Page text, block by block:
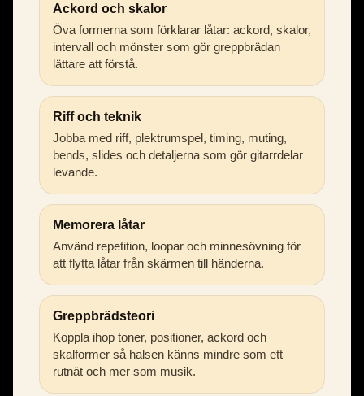
Ackord och skalor
Öva formerna som förklarar låtar: ackord, skalor,
intervall och mönster som gör greppbrädan
lättare att förstå.
Riff och teknik
Jobba med riff, plektrumspel, timing, muting,
bends, slides och detaljerna som gör gitarrdelar
levande.
Memorera låtar
Använd repetition, loopar och minnesövning för
att flytta låtar från skärmen till händerna.
Greppbrädsteori
Koppla ihop toner, positioner, ackord och
skalformer så halsen känns mindre som ett
rutnät och mer som musik.